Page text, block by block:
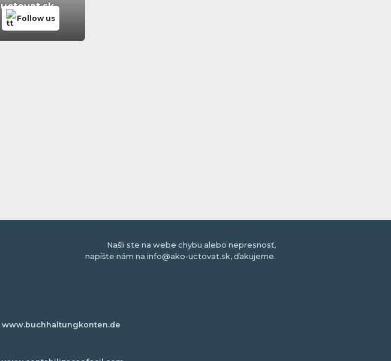
uctovat.sk
Follow us
Našli ste na webe chybu alebo nepresnosť,
napíšte nám na info@ako-uctovat.sk, ďakujeme.
www.buchhaltungkonten.de